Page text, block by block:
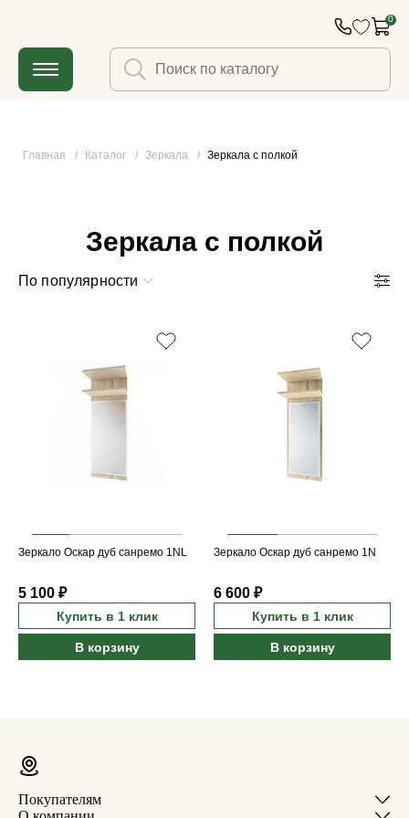
0
Главная / Каталог / Зеркала / Зеркала с полкой
Зеркала с полкой
По популярности
Зеркало Оскар дуб санремо 1NL
5 100 ₽
Купить в 1 клик
В корзину
Зеркало Оскар дуб санремо 1N
6 600 ₽
Купить в 1 клик
В корзину
Покупателям